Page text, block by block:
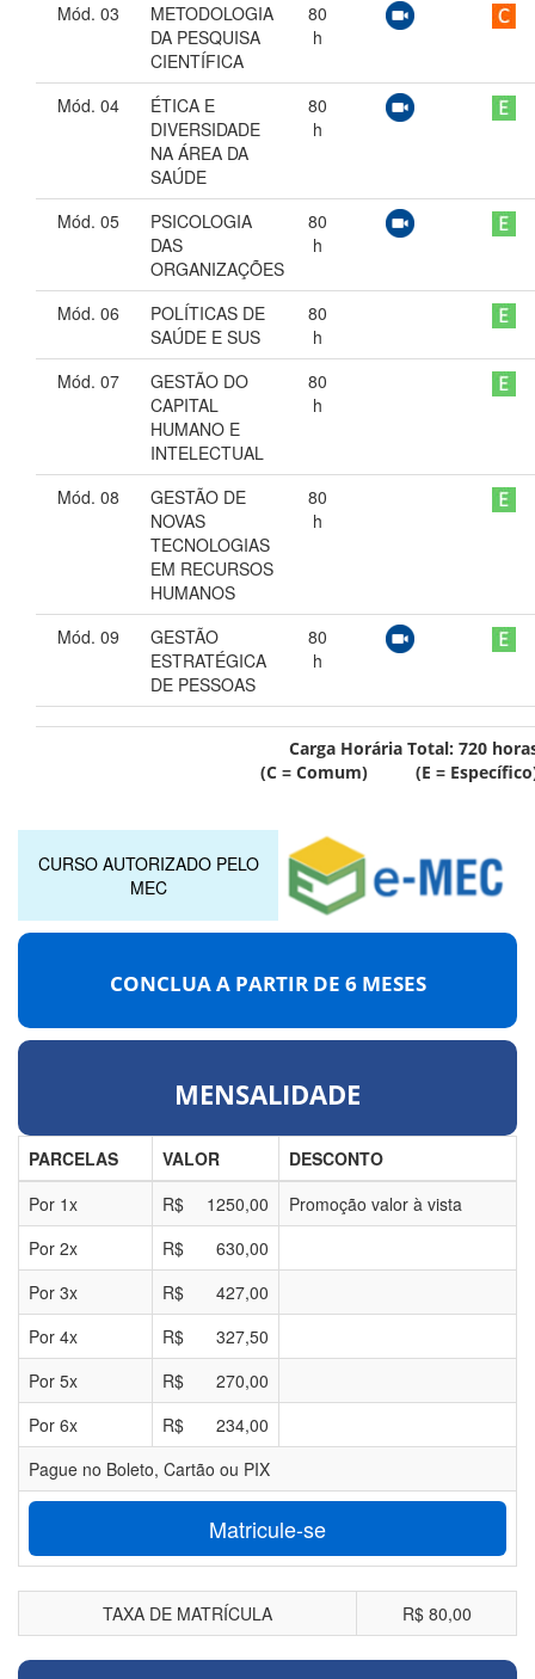
Mód. 03
METODOLOGIA
DA PESQUISA
CIENTÍFICA
80
h
Mód. 04
ÉTICA E
DIVERSIDADE
NA ÁREA DA
SAÚDE
80
h
Mód. 05
PSICOLOGIA
DAS
ORGANIZAÇÕES
80
h
Mód. 06
POLÍTICAS DE
SAÚDE E SUS
80
h
Mód. 07
GESTÃO DO
CAPITAL
HUMANO E
INTELECTUAL
80
h
Mód. 08
GESTÃO DE
NOVAS
TECNOLOGIAS
EM RECURSOS
HUMANOS
80
h
Mód. 09
GESTÃO
ESTRATÉGICA
DE PESSOAS
80
h
Carga Horária Total: 720
(C = Comum) (E =
CURSO AUTORIZADO PELO
MEC
CONCLUA A PARTIR DE 6 MESES
MENSALIDADE
PARCELAS VALOR
DESCONTO
Por 1x R$ 1250,00
Promoção valor à vista
Por 2x R$
630,00
Por 3x R$
427,00
Por 4x R$
327,50
Por 5x R$
270,00
Por 6x R$
234,00
Pague no Boleto, Cartão ou PIX
Matricule-se
TAXA DE MATRÍCULA R$ 80,00